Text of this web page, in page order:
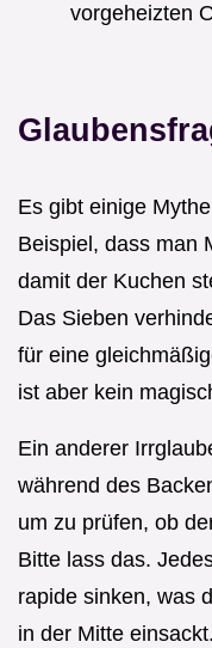
vorgeheizten
Es gibt einige
Beispiel, dass man
damit der Kuchen
Das Sieben
für eine
ist aber kein
Ein anderer
während des
um zu prüfen, ob
Bitte lass das.
rapide sinken, was
in der Mitte einsackt.